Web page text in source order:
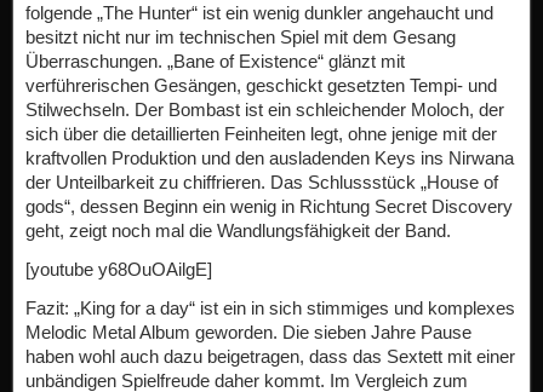
folgende „The Hunter“ ist ein wenig dunkler angehaucht und
besitzt nicht nur im technischen Spiel mit dem Gesang
Überraschungen. „Bane of Existence“ glänzt mit
verführerischen Gesängen, geschickt gesetzten Tempi- und
Stilwechseln. Der Bombast ist ein schleichender Moloch, der
sich über die detaillierten Feinheiten legt, ohne jenige mit der
kraftvollen Produktion und den ausladenden Keys ins Nirwana
der Unteilbarkeit zu chiffrieren. Das Schlussstück „House of
gods“, dessen Beginn ein wenig in Richtung Secret Discovery
geht, zeigt noch mal die Wandlungsfähigkeit der Band.
[youtube y68OuOAilgE]
Fazit: „King for a day“ ist ein in sich stimmiges und komplexes
Melodic Metal Album geworden. Die sieben Jahre Pause
haben wohl auch dazu beigetragen, dass das Sextett mit einer
unbändigen Spielfreude daher kommt. Im Vergleich zum